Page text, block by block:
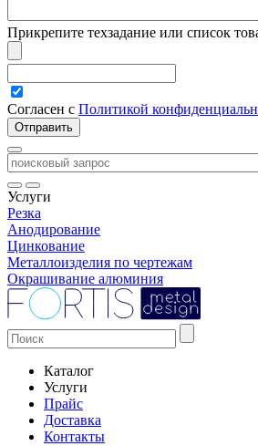
Прикрепите техзадание или список
Согласен с Политикой
Услуги
Резка
Анодирование
Цинкование
Металлоизделия по чертежам
Окрашивание алюминия
Каталог
Услуги
Прайс
Доставка
Контакты